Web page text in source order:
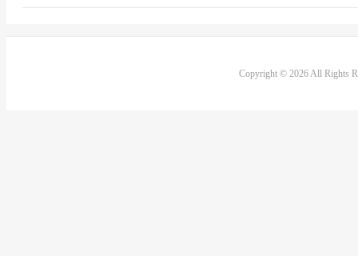
Copyright © 2026 All Rights